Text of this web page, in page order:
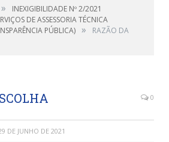
»
INEXIGIBILIDADE Nº 2/2021
DE ASSESSORIA TÉCNICA
PÚBLICA) »
RAZÃO DA
0
DE JUNHO DE 2021